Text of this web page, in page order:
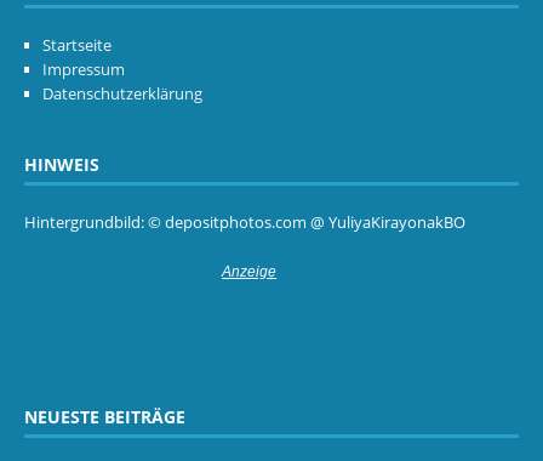
Startseite
Impressum
Datenschutzerklärung
HINWEIS
Hintergrundbild: © depositphotos.com @ YuliyaKirayonakBO
NEUESTE BEITRÄGE